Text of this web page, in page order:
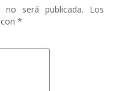
será publicada.
Los
*